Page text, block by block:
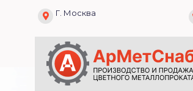
Г. Москва